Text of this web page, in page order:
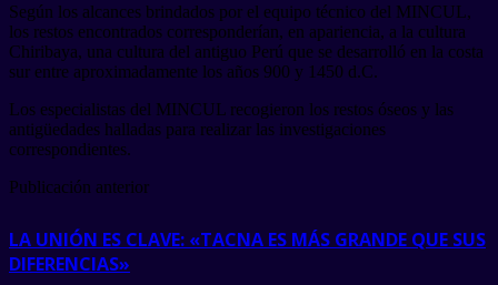
Según los alcances brindados por el equipo técnico del MINCUL,
los restos encontrados corresponderían, en apariencia, a la cultura
Chiribaya, una cultura del antiguo Perú que se desarrolló en la costa
sur entre aproximadamente los años 900 y 1450 d.C.
Los especialistas del MINCUL recogieron los restos óseos y las
antigüedades halladas para realizar las investigaciones
correspondientes.
Publicación anterior
LA UNIÓN ES CLAVE: «TACNA ES MÁS GRANDE QUE SUS
DIFERENCIAS»